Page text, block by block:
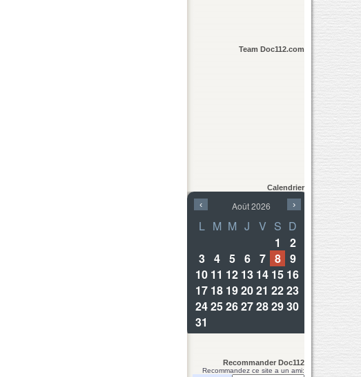
Team Doc112.com
Calendrier
Recommander Doc112
Recommandez ce site a un ami: